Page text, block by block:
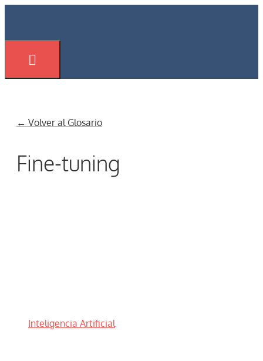
← Volver al Glosario
Fine-tuning
Inteligencia Artificial